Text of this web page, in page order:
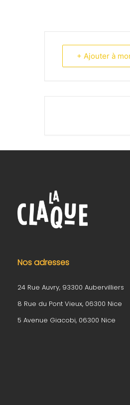
+ Ajouter à
Nos adresses
24 Rue Auvry, 93300 Aubervilliers
8 Rue du Pont Vieux, 06300 Nice
5 Avenue Giacobi, 06300 Nice